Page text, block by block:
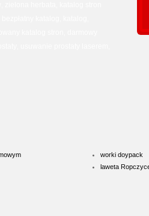
worki doypack
laweta